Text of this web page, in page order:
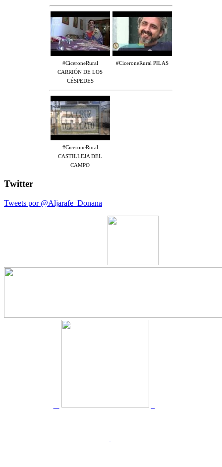
#CiceroneRural
CARRIÓN DE LOS
CÉSPEDES
#CiceroneRural PILAS
#CiceroneRural
CASTILLEJA DEL
CAMPO
Twitter
Tweets por @Aljarafe_Donana